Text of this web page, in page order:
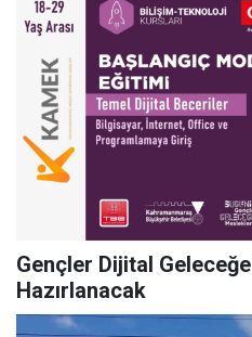
Gençler Dijital
Hazırlanacak